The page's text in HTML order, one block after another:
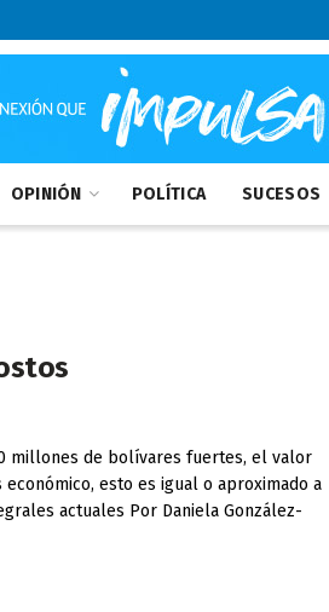
OPINIÓN POLÍTICA SUCESOS
millones de bolívares fuertes, el valor
esto es igual o aproximado a
actuales Por Daniela González-